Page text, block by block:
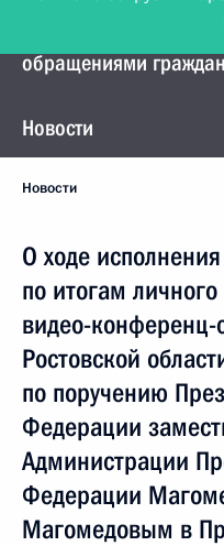
Управление
обращениями
Новости
Новости
О ходе
по итогам
видео-
Ростовской
по поручению
Федерации
Администрации
Федерации
Магомедовым в